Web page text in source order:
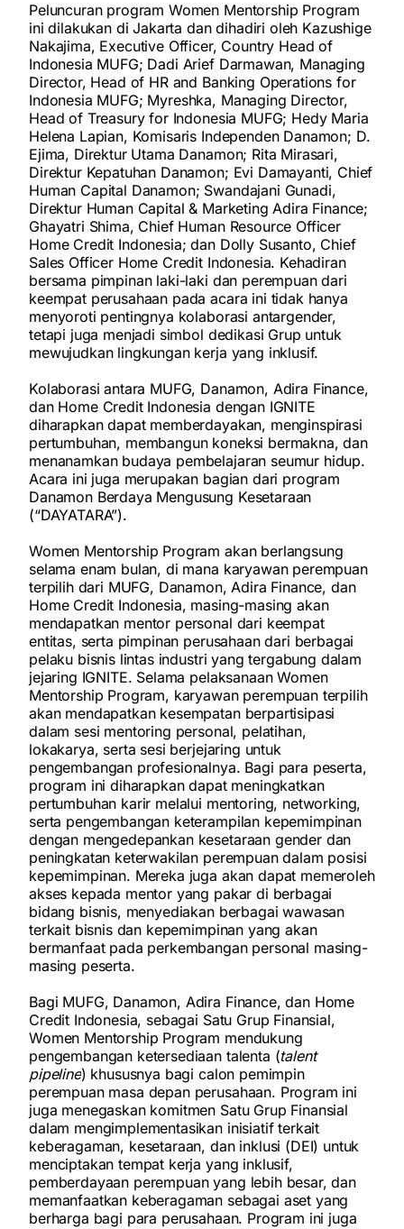
Peluncuran program Women Mentorship Program
ini dilakukan di Jakarta dan dihadiri oleh Kazushige
Nakajima, Executive Officer, Country Head of
Indonesia MUFG; Dadi Arief Darmawan, Managing
Director, Head of HR and Banking Operations for
Indonesia MUFG; Myreshka, Managing Director,
Head of Treasury for Indonesia MUFG; Hedy Maria
Helena Lapian, Komisaris Independen Danamon; D.
Ejima, Direktur Utama Danamon; Rita Mirasari,
Direktur Kepatuhan Danamon; Evi Damayanti, Chief
Human Capital Danamon; Swandajani Gunadi,
Direktur Human Capital & Marketing Adira Finance;
Ghayatri Shima, Chief Human Resource Officer
Home Credit Indonesia; dan Dolly Susanto, Chief
Sales Officer Home Credit Indonesia. Kehadiran
bersama pimpinan laki-laki dan perempuan dari
keempat perusahaan pada acara ini tidak hanya
menyoroti pentingnya kolaborasi antargender,
tetapi juga menjadi simbol dedikasi Grup untuk
mewujudkan lingkungan kerja yang inklusif.
Kolaborasi antara MUFG, Danamon, Adira Finance,
dan Home Credit Indonesia dengan IGNITE
diharapkan dapat memberdayakan, menginspirasi
pertumbuhan, membangun koneksi bermakna, dan
menanamkan budaya pembelajaran seumur hidup.
Acara ini juga merupakan bagian dari program
Danamon Berdaya Mengusung Kesetaraan
(“DAYATARA”).
Women Mentorship Program akan berlangsung
selama enam bulan, di mana karyawan perempuan
terpilih dari MUFG, Danamon, Adira Finance, dan
Home Credit Indonesia, masing-masing akan
mendapatkan mentor personal dari keempat
entitas, serta pimpinan perusahaan dari berbagai
pelaku bisnis lintas industri yang tergabung dalam
jejaring IGNITE. Selama pelaksanaan Women
Mentorship Program, karyawan perempuan terpilih
akan mendapatkan kesempatan berpartisipasi
dalam sesi mentoring personal, pelatihan,
lokakarya, serta sesi berjejaring untuk
pengembangan profesionalnya. Bagi para peserta,
program ini diharapkan dapat meningkatkan
pertumbuhan karir melalui mentoring, networking,
serta pengembangan keterampilan kepemimpinan
dengan mengedepankan kesetaraan gender dan
peningkatan keterwakilan perempuan dalam posisi
kepemimpinan. Mereka juga akan dapat memeroleh
akses kepada mentor yang pakar di berbagai
bidang bisnis, menyediakan berbagai wawasan
terkait bisnis dan kepemimpinan yang akan
bermanfaat pada perkembangan personal masing-
masing peserta.
Bagi MUFG, Danamon, Adira Finance, dan Home
Credit Indonesia, sebagai Satu Grup Finansial,
Women Mentorship Program mendukung
pengembangan ketersediaan talenta (talent
pipeline) khususnya bagi calon pemimpin
perempuan masa depan perusahaan. Program ini
juga menegaskan komitmen Satu Grup Finansial
dalam mengimplementasikan inisiatif terkait
keberagaman, kesetaraan, dan inklusi (DEI) untuk
menciptakan tempat kerja yang inklusif,
pemberdayaan perempuan yang lebih besar, dan
memanfaatkan keberagaman sebagai aset yang
berharga bagi para perusahaan. Program ini juga